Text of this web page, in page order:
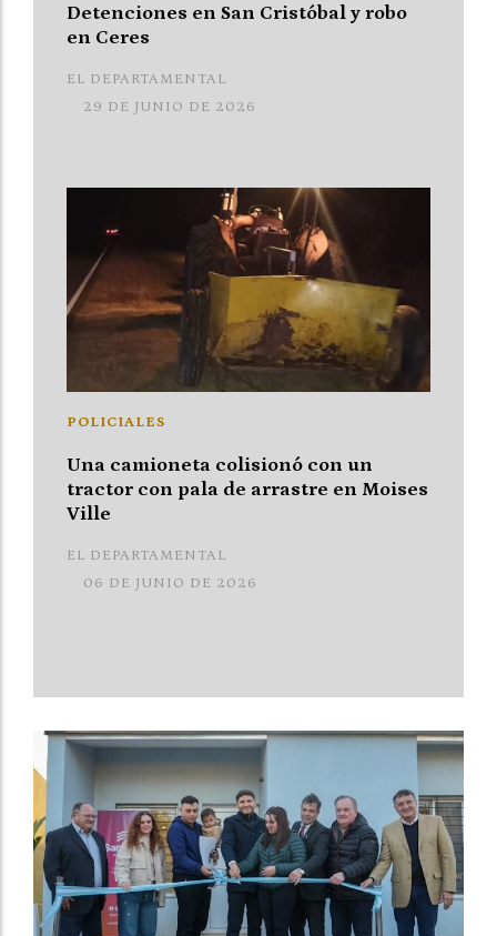
Detenciones en San Cristóbal y robo
en Ceres
EL DEPARTAMENTAL
29 DE JUNIO DE 2026
Una camioneta colisionó con un
tractor con pala de arrastre en Moises
Ville
EL DEPARTAMENTAL
POLICIALES
06 DE JUNIO DE 2026